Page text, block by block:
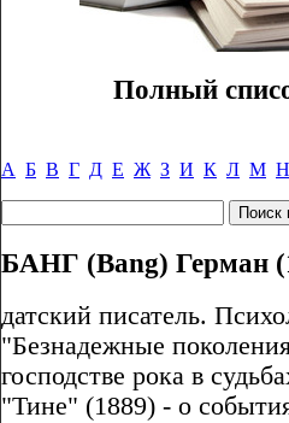
Полный
А Б В Г Д Е Ж З И К Л М Н
БАНГ (Bang) Герман
датский писатель.
"Безнадежные
господстве рока в
"Тине" (1889) - о